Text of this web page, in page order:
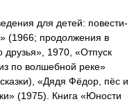
для детей: повести-
(1966; продолжения в
1970, «Отпуск
по волшебной реке»
«Дядя Фёдор, пёс и
(1975). Книга «Юности